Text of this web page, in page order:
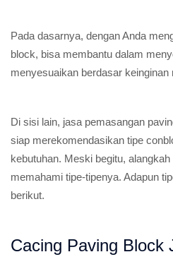
Pada dasarnya, dengan Anda
block, bisa membantu dalam
menyesuaikan berdasar keinginan
Di sisi lain, jasa pemasangan
siap merekomendasikan tipe
kebutuhan. Meski begitu,
memahami tipe-tipenya. Adapun
berikut.
Cacing Paving Block